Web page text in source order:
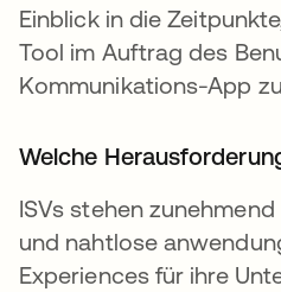
Einblick in die
Tool im Auftrag des
Kommunikations-App
Welche
ISVs stehen
und nahtlose
Experiences für ihre